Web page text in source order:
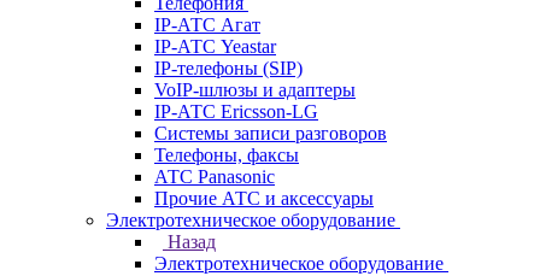
IP-АТС Агат
IP-АТС Yeastar
IP-телефоны (SIP)
VoIP-шлюзы и адаптеры
IP-АТС Ericsson-LG
Системы записи разговоров
Телефоны, факсы
АТС Panasonic
Прочие АТС и аксессуары
Электротехническое оборудование
Назад
Электротехническое оборудование